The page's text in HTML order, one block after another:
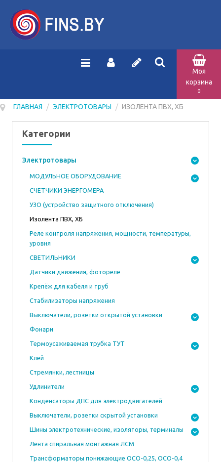
Моя
корзина
0
ГЛАВНАЯ / ЭЛЕКТРОТОВАРЫ / ИЗОЛЕНТА ПВХ, ХБ
Категории
Электротовары
МОДУЛЬНОЕ ОБОРУДОВАНИЕ
СЧЕТЧИКИ ЭНЕРГОМЕРА
УЗО (устройство защитного отключения)
Изолента ПВХ, ХБ
Реле контроля напряжения, мощности, температуры,
уровня
СВЕТИЛЬНИКИ
Датчики движения, фотореле
Крепёж для кабеля и труб
Стабилизаторы напряжения
Выключатели, розетки открытой установки
Фонари
Термоусаживаемая трубка ТУТ
Клей
Стремянки, лестницы
Удлинители
Конденсаторы ДПС для электродвигателей
Выключатели, розетки скрытой установки
Шины электротехнические, изоляторы, терминалы
Лента спиральная монтажная ЛСМ
Трансформаторы понижающие ОСО-0,25, ОСО-0,4